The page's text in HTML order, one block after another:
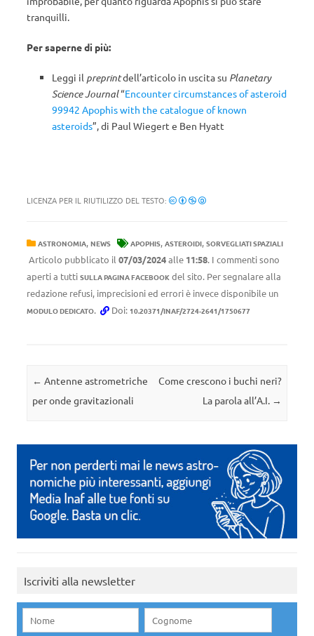
tranquilli.
Per saperne di più:
Leggi il preprintdell’articolo in uscita su Planetary
Science Journal“Encounter circumstances of asteroid
99942 Apophis with the catalogue of known
asteroids”, di Paul Wiegert e Ben Hyatt
LICENZA PER IL RIUTILIZZO DEL TESTO:
ASTRONOMIA, NEWS APOPHIS, ASTEROIDI, SORVEGLIATI SPAZIALI
Articolo pubblicato il 07/03/2024alle 11:58. I commenti sono
aperti a tutti SULLA PAGINA FACEBOOK del sito. Per segnalare alla
redazione refusi, imprecisioni ed errori è invece disponibile un
MODULO DEDICATO. Doi: 10.20371/INAF/2724-2641/1750677
Navigazione articolo
← Antenne astrometriche
per onde gravitazionali
Come crescono i buchi neri?
La parola all’A.I. →
Iscriviti alla newsletter